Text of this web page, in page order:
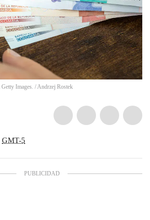
Images. /Andrzej Rostek
GMT-5